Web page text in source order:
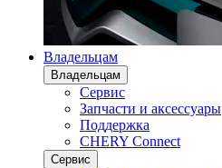
Владельцам
Владельцам
Сервис
Запчасти и аксессуары
Поддержка
CHERY Connect
Сервис